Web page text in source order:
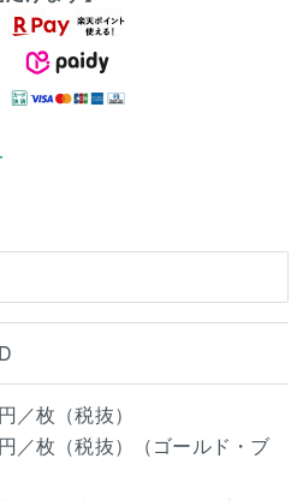
／枚（税抜）
／枚（税抜）（ゴールド・ブ